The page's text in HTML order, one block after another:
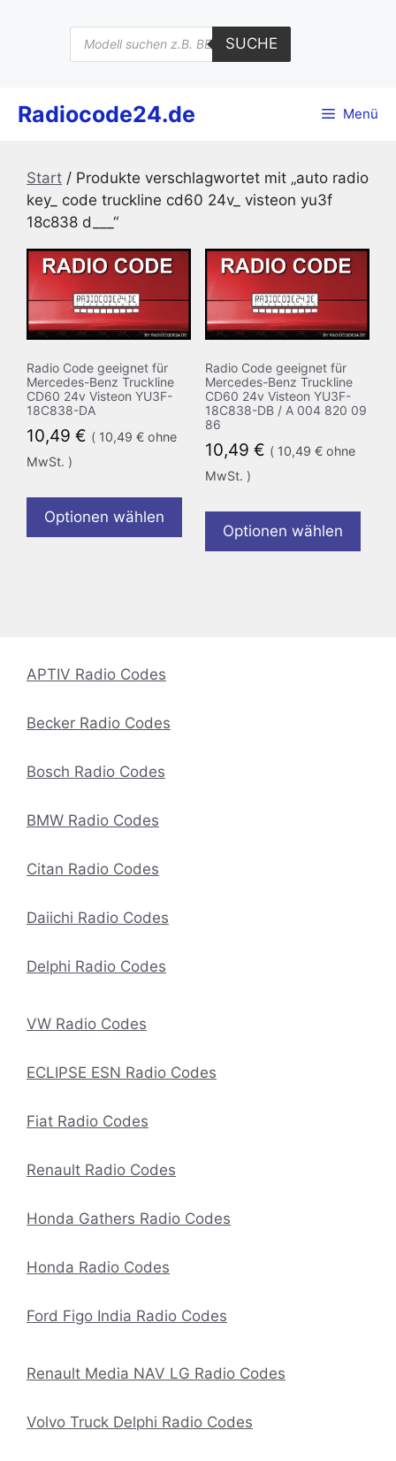
Products
search
SUCHE
Radiocode24.de Menü
Start / Produkte verschlagwortet mit „auto radio
key_ code truckline cd60 24v_ visteon yu3f
18c838 d___“
Radio Code geeignet für
Mercedes-Benz Truckline
CD60 24v Visteon YU3F-
18C838-DA
10,49 € ( 10,49 € ohne
MwSt. )
Optionen wählen
Radio Code geeignet für
Mercedes-Benz Truckline
CD60 24v Visteon YU3F-
18C838-DB / A 004 820 09
86
10,49 € ( 10,49 €ohne
MwSt. )
Optionen wählen
APTIV Radio Codes
Becker Radio Codes
Bosch Radio Codes
BMW Radio Codes
Citan Radio Codes
Daiichi Radio Codes
Delphi Radio Codes
VW Radio Codes
ECLIPSE ESN Radio Codes
Fiat Radio Codes
Renault Radio Codes
Honda Gathers Radio Codes
Honda Radio Codes
Ford Figo India Radio Codes
Renault Media NAV LG Radio Codes
Volvo Truck Delphi Radio Codes